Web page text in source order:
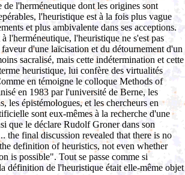
de l'herméneutique dont les origines sont
l'heuristique est à la fois plus vague
et plus ambivalente dans ses acceptions.
l'herméneutique, l'heuristique ne s'est pas
d'une laïcisation et du détournement d'un
sacralisé, mais cette indétermination et cette
heuristique, lui confère des virtualités
en témoigne le colloque Methods of
en 1983 par l'université de Berne, les
les épistémologues, et les chercheurs en
sont eux-mêmes à la recherche d'une
que le déclare Rudolf Groner dans son
the final discussion revealed that there is no
definition of heuristics, not even whether
is possible". Tout se passe comme si
définition de l'heuristique était elle-même objet